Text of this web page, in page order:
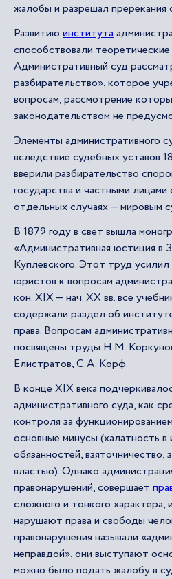
жалобы и разрешал пререкания
Развитию института
способствовали
Административный суд
разбирательство», которое
вопросам, рассмотрение
законодательством не
Элементы административного
вследствие судебных уставов
вверили разбирательство
государства и частными
отдельных случаях — мировым
В 1879 году в свет вышла
«Административная юстиция в
Куплевского. Этот труд
юристов к вопросам
кон. XIX — нач. XX вв. все
содержали раздел об
права. Вопросам
посвящены труды Н.М.
Елистратов, С.А. Корф.
В конце XIX века
административного суда, как
контроля за
основные минусы (халатность в
обязанностей, взяточничество,
властью). Однако
правонарушений, совершает
сложного и тонкого характера,
нарушают права и свободы
правонарушения называли
неправдой», они выступают
можно было подать жалобу в